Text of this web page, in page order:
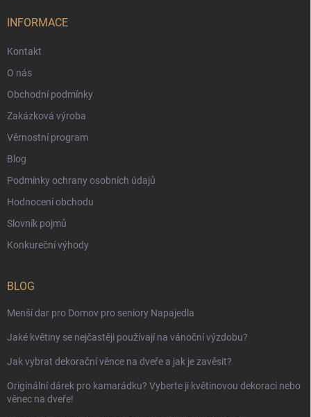
INFORMACE
Kontakt
O nás
Obchodní podmínky
Zakázková výroba
Věrnostní program
Blog
Podmínky ochrany osobních údajů
Hodnocení obchodu
Slovník pojmů
Konkureční výhody
BLOG
Menší dar pro Domov pro seniory Napajedla
Jaké květiny se nejčastěji používají na vánoční výzdobu?
Jak vybrat dekorační věnce na dveře a jak je zavěsit?
Originální dárek pro kamarádku? Vyberte ji květinovou dekoraci nebo
věnec na dveře!